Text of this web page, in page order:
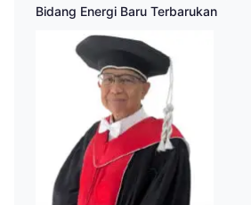
Bidang Energi Baru Terbarukan